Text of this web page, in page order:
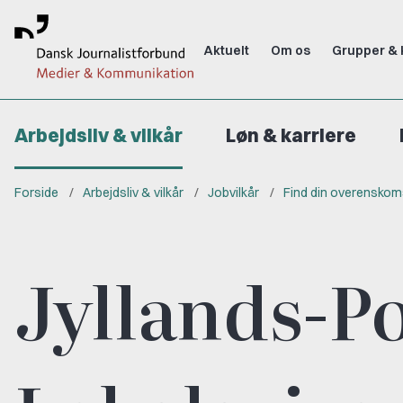
Aktuelt Om os Grupper &
Arbejdsliv & vilkår Løn & karriere
Forside Arbejdsliv & vilkår Jobvilkår Find din
Jyllands-